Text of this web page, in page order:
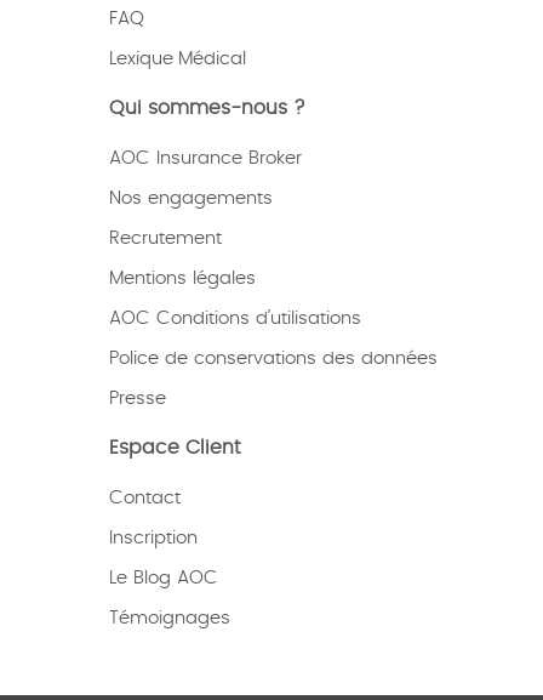
FAQ
Lexique Médical
Qui sommes-nous ?
AOC Insurance Broker
Nos engagements
Recrutement
Mentions légales
AOC Conditions d’utilisations
Police de conservations des données
Presse
Espace Client
Contact
Inscription
Le Blog AOC
Témoignages